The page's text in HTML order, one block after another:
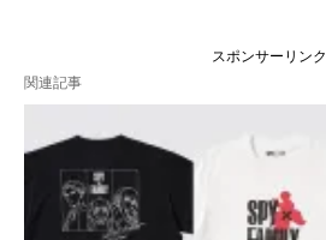
スポンサーリンク
関連記事